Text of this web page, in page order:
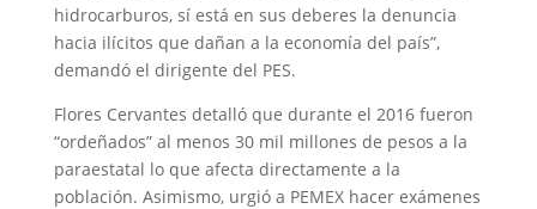
hidrocarburos, sí está en sus deberes la denuncia
hacia ilícitos que dañan a la economía del país”,
demandó el dirigente del PES.
Flores Cervantes detalló que durante el 2016 fueron
“ordeñados” al menos 30 mil millones de pesos a la
paraestatal lo que afecta directamente a la
población. Asimismo, urgió a PEMEX hacer exámenes